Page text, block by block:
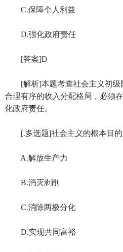
C.保障个人利益
D.强化政府责任
[答案]D
[解析]本题考查社会主义初级
合理有序的收入分配格局，必须
化政府责任。
[.多选题]社会主义的根本目的
A.解放生产力
B.消灭剥削
C.消除两极分化
D.实现共同富裕